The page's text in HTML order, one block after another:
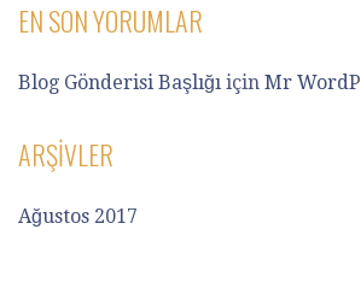
EN SON YORUMLAR
Blog Gönderisi Başlığı için Mr
ARŞIVLER
Ağustos 2017